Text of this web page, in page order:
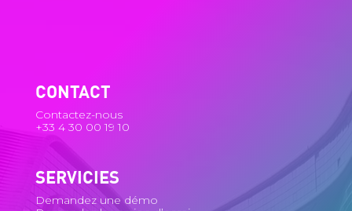
CONTACT
Contactez-nous
+33 4 30 00 19 10
SERVICIES
Demandez une démo